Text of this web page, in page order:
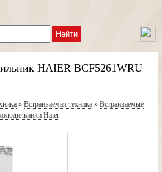
Найти
HAIER BCF5261WRU
» Встраиваемая техника» Встраиваемые
Haier